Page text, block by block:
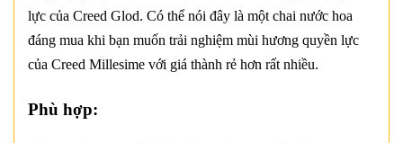
lực của Creed Glod. Có thể nói đây là một chai nước hoa
đáng mua khi bạn muốn trải nghiệm mùi hương quyền lực
của Creed Millesime với giá thành rẻ hơn rất nhiều.
Phù hợp: